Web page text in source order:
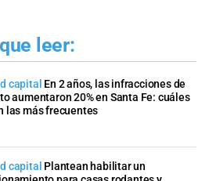
leer:
capital En 2 años, las infracciones de
aumentaron 20% en Santa Fe: cuáles
las más frecuentes
capital Plantean habilitar un